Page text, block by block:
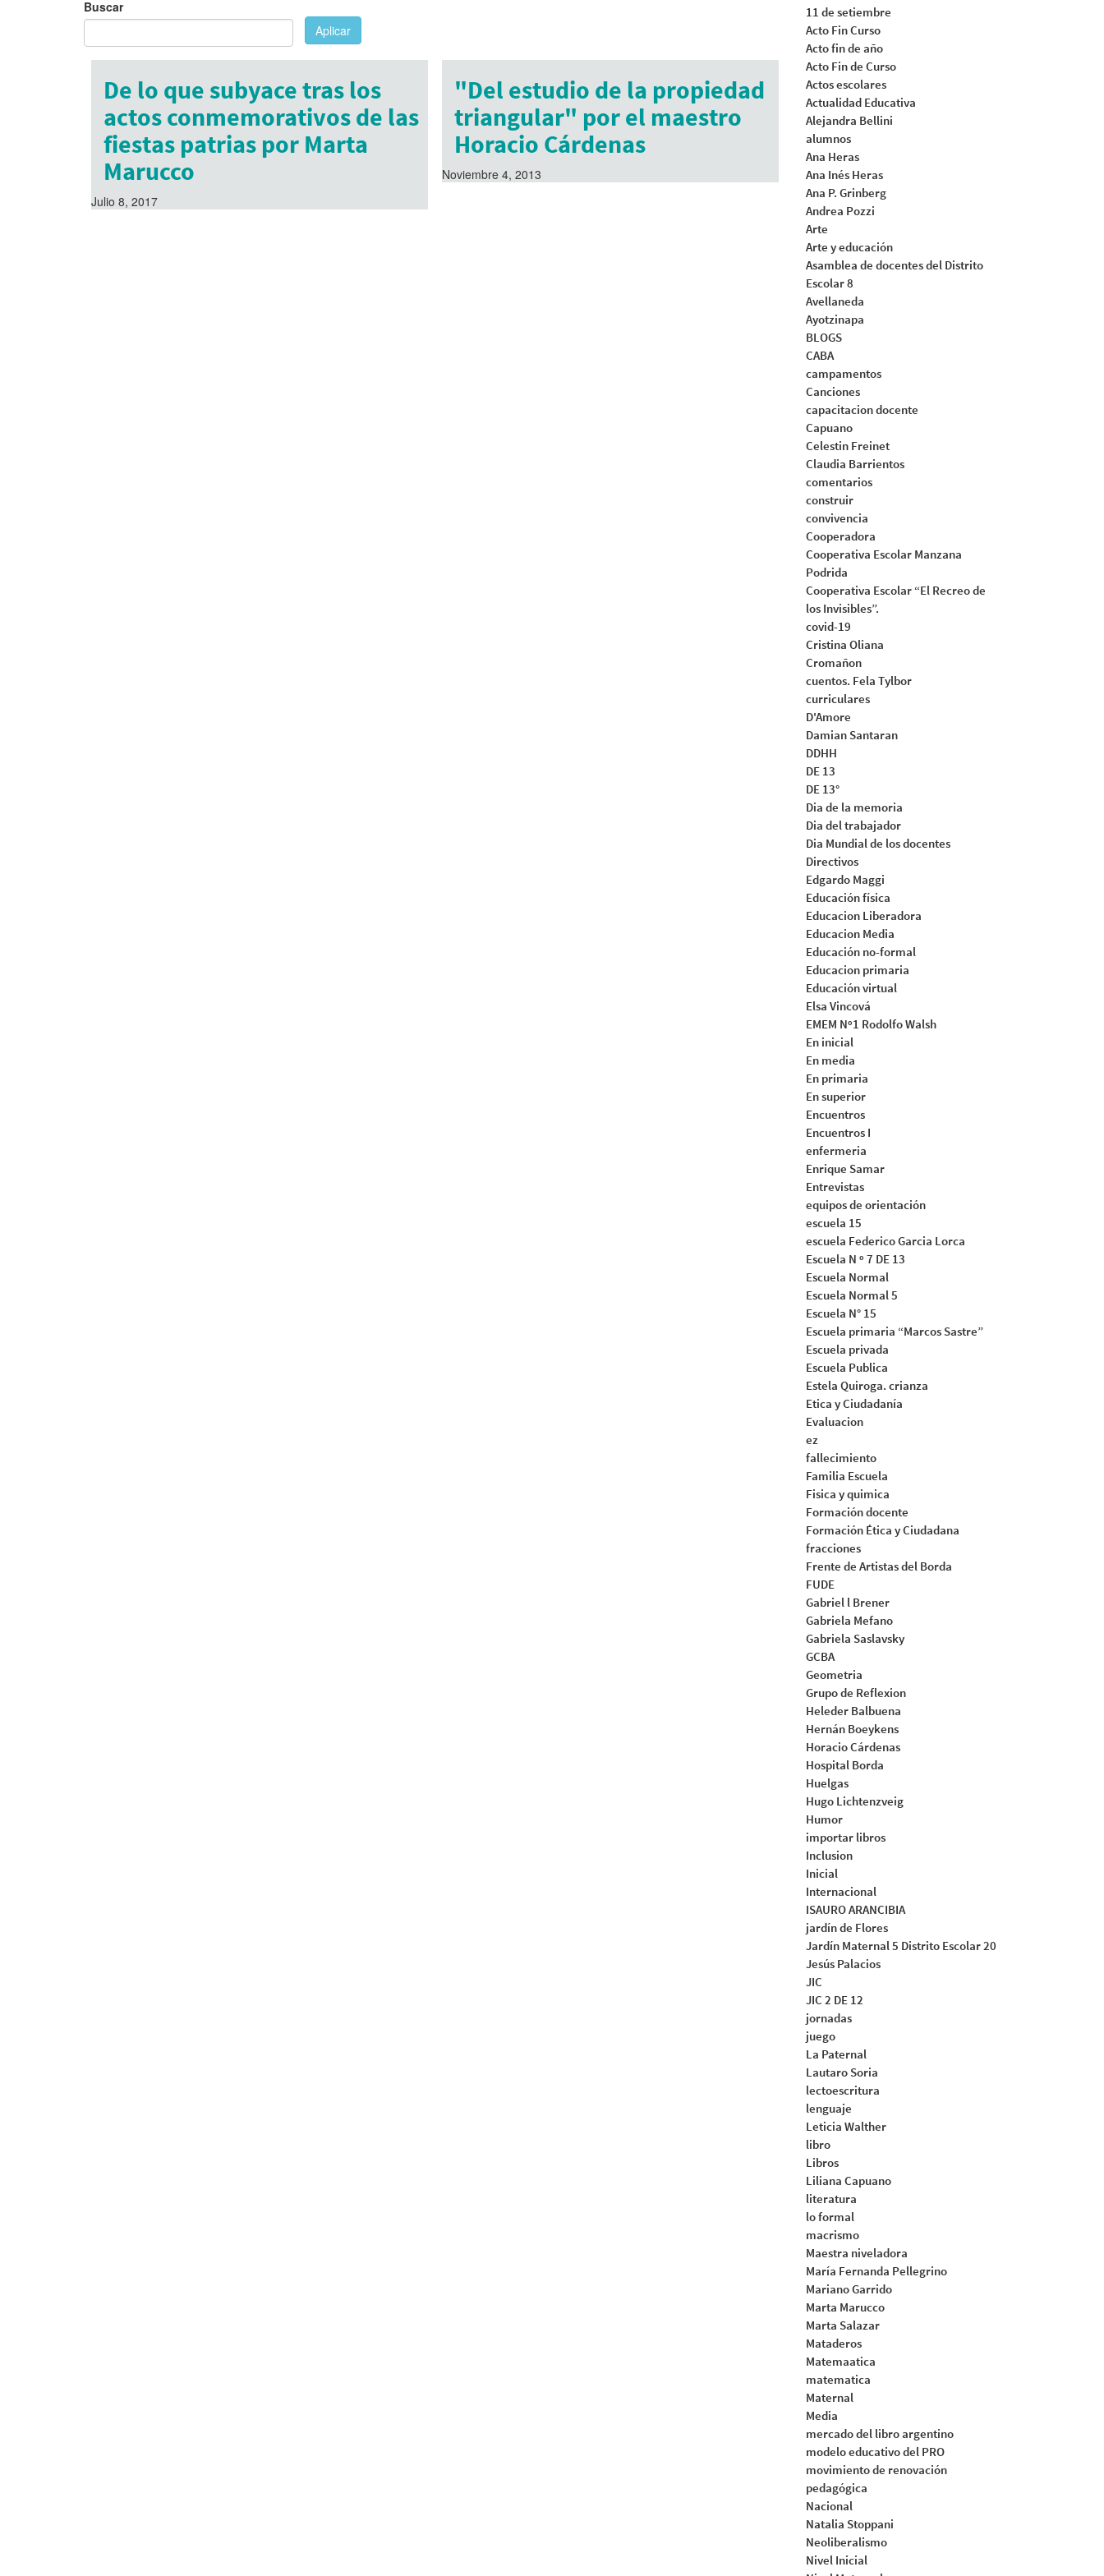
Buscar
Aplicar
De lo que subyace tras los
actos conmemorativos de las
fiestas patrias por Marta
Marucco
Julio 8, 2017
"Del estudio de la propiedad
triangular" por el maestro
Horacio Cárdenas
Noviembre 4, 2013
11 de setiembre
Acto Fin Curso
Acto fin de año
Acto Fin de Curso
Actos escolares
Actualidad Educativa
Alejandra Bellini
alumnos
Ana Heras
Ana Inés Heras
Ana P. Grinberg
Andrea Pozzi
Arte
Arte y educación
Asamblea de docentes del Distrito
Escolar 8
Avellaneda
Ayotzinapa
BLOGS
CABA
campamentos
Canciones
capacitacion docente
Capuano
Celestin Freinet
Claudia Barrientos
comentarios
construir
convivencia
Cooperadora
Cooperativa Escolar Manzana
Podrida
Cooperativa Escolar “El Recreo de
los Invisibles”.
covid-19
Cristina Oliana
Cromañon
cuentos. Fela Tylbor
curriculares
D'Amore
Damian Santaran
DDHH
DE 13
DE 13°
Dia de la memoria
Dia del trabajador
Dia Mundial de los docentes
Directivos
Edgardo Maggi
Educación física
Educacion Liberadora
Educacion Media
Educación no-formal
Educacion primaria
Educación virtual
Elsa Vincová
EMEM Nº1 Rodolfo Walsh
En inicial
En media
En primaria
En superior
Encuentros
Encuentros I
enfermeria
Enrique Samar
Entrevistas
equipos de orientación
escuela 15
escuela Federico Garcia Lorca
Escuela N º 7 DE 13
Escuela Normal
Escuela Normal 5
Escuela N° 15
Escuela primaria “Marcos Sastre”
Escuela privada
Escuela Publica
Estela Quiroga. crianza
Etica y Ciudadanía
Evaluacion
ez
fallecimiento
Familia Escuela
Fisica y quimica
Formación docente
Formación Ética y Ciudadana
fracciones
Frente de Artistas del Borda
FUDE
Gabriel l Brener
Gabriela Mefano
Gabriela Saslavsky
GCBA
Geometria
Grupo de Reflexion
Heleder Balbuena
Hernán Boeykens
Horacio Cárdenas
Hospital Borda
Huelgas
Hugo Lichtenzveig
Humor
importar libros
Inclusion
Inicial
Internacional
ISAURO ARANCIBIA
jardín de Flores
Jardín Maternal 5 Distrito Escolar 20
Jesús Palacios
JIC
JIC 2 DE 12
jornadas
juego
La Paternal
Lautaro Soria
lectoescritura
lenguaje
Leticia Walther
libro
Libros
Liliana Capuano
literatura
lo formal
macrismo
Maestra niveladora
María Fernanda Pellegrino
Mariano Garrido
Marta Marucco
Marta Salazar
Mataderos
Matemaatica
matematica
Maternal
Media
mercado del libro argentino
modelo educativo del PRO
movimiento de renovación
pedagógica
Nacional
Natalia Stoppani
Neoliberalismo
Nivel Inicial